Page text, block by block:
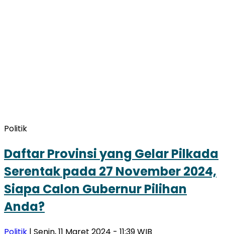
Politik
Daftar Provinsi yang Gelar Pilkada
Serentak pada 27 November 2024,
Siapa Calon Gubernur Pilihan
Anda?
Politik | Senin, 11 Maret 2024 - 11:39 WIB